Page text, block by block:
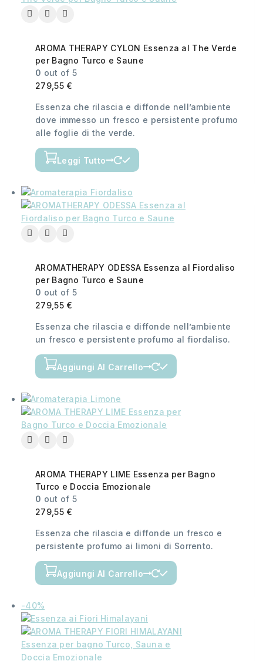
AROMA THERAPY CYLON Essenza al The Verde
per Bagno Turco e Saune
0 out of 5
279,55 €
Essenza che rilascia e diffonde nell’ambiente
dove immesso un fresco e persistente profumo
alle foglie di the verde.
Leggi Tutto
AROMATHERAPY ODESSA Essenza al Fiordaliso
per Bagno Turco e Saune
0 out of 5
279,55 €
Essenza che rilascia e diffonde nell’ambiente
un fresco e persistente profumo al fiordaliso.
Aggiungi Al Carrello
AROMA THERAPY LIME Essenza per Bagno
Turco e Doccia Emozionale
0 out of 5
279,55 €
Essenza che rilascia e diffonde un fresco e
persistente profumo ai limoni di Sorrento.
Aggiungi Al Carrello
-40%